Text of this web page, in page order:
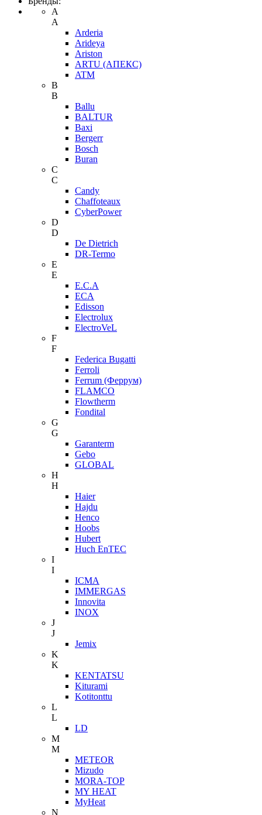
A
A
Arderia
Arideya
Ariston
ARTU (АПЕКС)
ATM
B
B
Ballu
BALTUR
Baxi
Bergerr
Bosch
Buran
C
C
Candy
Chaffoteaux
CyberPower
D
D
De Dietrich
DR-Termo
E
E
E.C.A
ECA
Edisson
Electrolux
ElectroVeL
F
F
Federica Bugatti
Ferroli
Ferrum (Феррум)
FLAMCO
Flowtherm
Fondital
G
G
Garanterm
Gebo
GLOBAL
H
H
Haier
Hajdu
Henco
Hoobs
Hubert
Huch EnTEC
I
I
ICMA
IMMERGAS
Innovita
INOX
J
J
Jemix
K
K
KENTATSU
Kiturami
Kotitonttu
L
L
LD
M
M
METEOR
Mizudo
MORA-TOP
MY HEAT
MyHeat
N